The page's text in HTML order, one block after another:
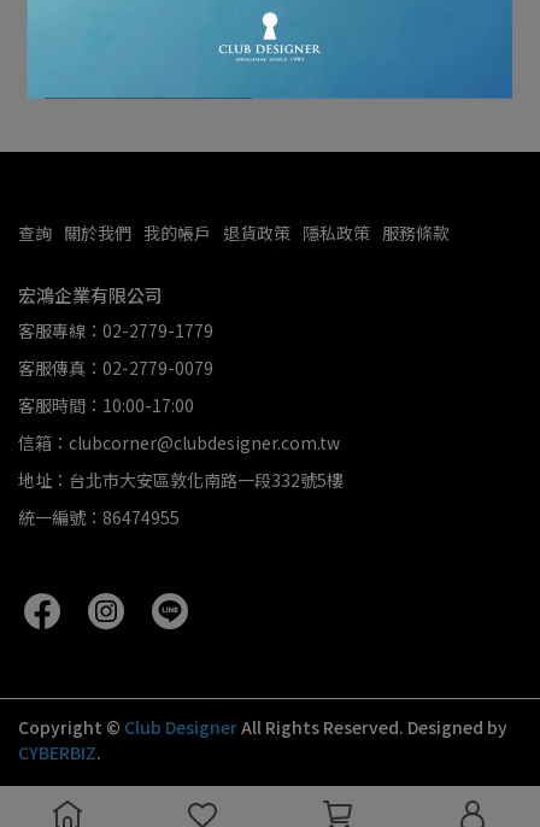
查詢 關於我們 我的帳戶 退貨政策 隱私政策 服務條款
宏鴻企業有限公司
客服專線：02-2779-1779
客服傳真：02-2779-0079
客服時間：10:00-17:00
信箱：clubcorner@clubdesigner.com.tw
地址：台北市大安區敦化南路一段332號5樓
統一編號：86474955
Copyright © Club DesignerAll Rights Reserved. Designed by
CYBERBIZ.